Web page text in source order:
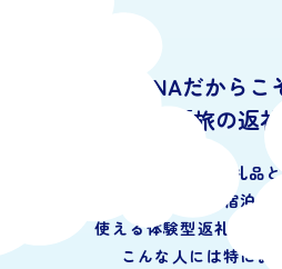
ANAだからこ
「旅の返礼
旅の返礼品と
納税した自治体への旅行や宿泊、
使える体験型返礼品の
こんな人には特にお